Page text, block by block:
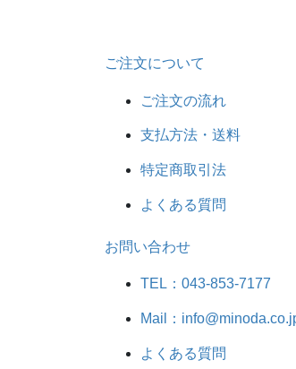
ご注文について
ご注文の流れ
支払方法・送料
特定商取引法
よくある質問
お問い合わせ
TEL：043-853-7177
Mail：
よくある質問